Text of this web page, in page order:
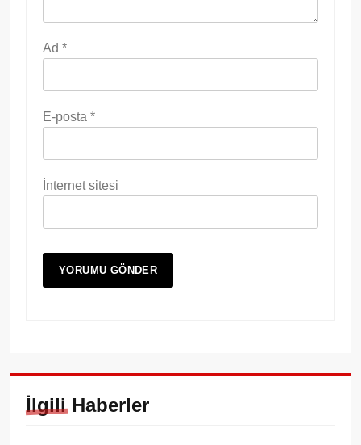
Ad *
E-posta *
İnternet sitesi
İlgili Haberler